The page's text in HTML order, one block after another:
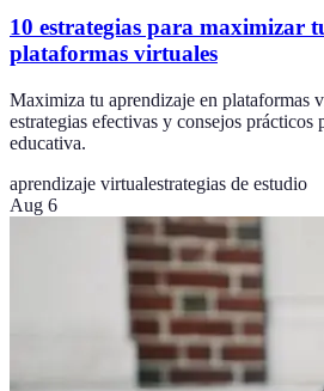
10 estrategias para maximizar
plataformas virtuales
Maximiza tu aprendizaje en plataformas
estrategias efectivas y consejos prácticos
educativa.
aprendizaje virtualestrategias de estudio
Aug 6